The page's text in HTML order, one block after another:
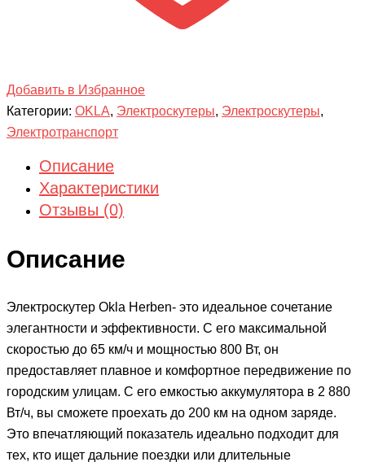
Добавить в Избранное
Категории: OKLA, Электроскутеры, Электроскутеры,
Электротранспорт
Описание
Характеристики
Отзывы (0)
Описание
Электроскутер Okla Herben- это идеальное сочетание
элегантности и эффективности. С его максимальной
скоростью до 65 км/ч и мощностью 800 Вт, он
предоставляет плавное и комфортное передвижение по
городским улицам. С его емкостью аккумулятора в 2 880
Вт/ч, вы сможете проехать до 200 км на одном заряде.
Это впечатляющий показатель идеально подходит для
тех, кто ищет дальние поездки или длительные